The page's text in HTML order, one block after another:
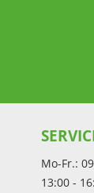
Mo-Fr.:
13:00 -